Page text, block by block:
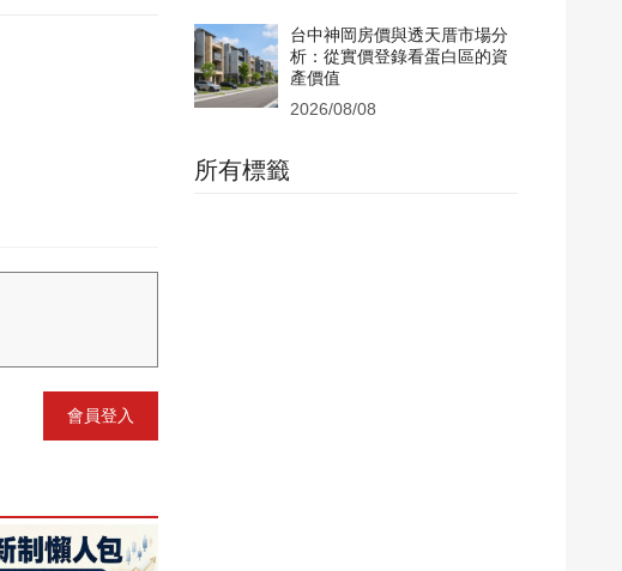
台中神岡房價與透天厝市場分
析：從實價登錄看蛋白區的資
產價值
2026/08/08
所有標籤
會員登入